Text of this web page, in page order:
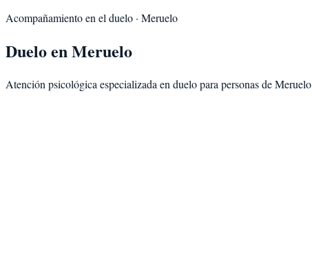
Acompañamiento en el duelo · Meruelo
DueloenMeruelo
Atención psicológica especializada en duelopara personas deMeruelo